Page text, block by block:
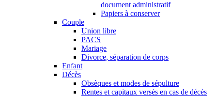
document administratif
Papiers à conserver
Couple
Union libre
PACS
Mariage
Divorce, séparation de corps
Enfant
Décès
Obsèques et modes de sépulture
Rentes et capitaux versés en cas de décès